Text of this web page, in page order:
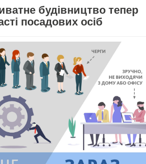
будівництво тепер
посадових осіб